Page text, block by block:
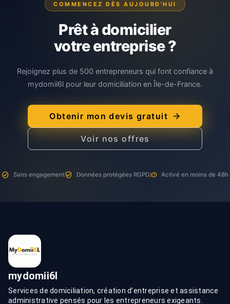
COMMENCEZ DÈS AUJOURD'HUI
Prêt à domicilier
votre entreprise ?
Rejoignez plus de 500 entrepreneurs qui font confiance à
mydomii6l pour leur domiciliation en Île-de-France.
Obtenir mon devis gratuit
Voir nos offres
Sans engagement Données protégées RGPD Activé en moins de 48h
mydomii6l
Services de domiciliation, création d’entreprise et assistance
administrative pensés pour les entrepreneurs exigeants.